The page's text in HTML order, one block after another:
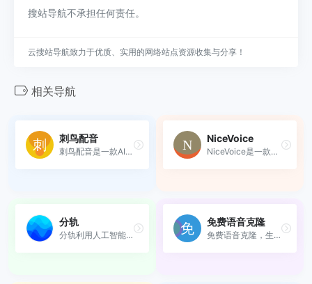
搜站导航不承担任何责任。
云搜站导航致力于优质、实用的网络站点资源收集与分享！
相关导航
刺鸟配音
刺鸟配音是一款AI智能合成的...
NiceVoice
NiceVoice是一款免费的AI声音...
分轨
分轨利用人工智能AI提供的人...
免费语音克隆
免费语音克隆，生成与您声音...